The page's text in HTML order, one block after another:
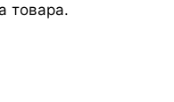
товара.